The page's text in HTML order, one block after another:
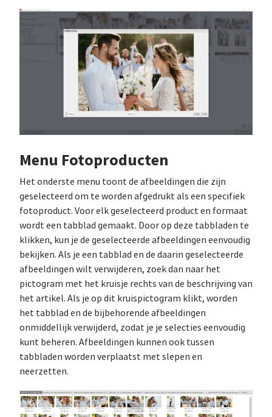
Menu Fotoproducten
Het onderste menu toont de afbeeldingen die zijn
geselecteerd om te worden afgedrukt als een specifiek
fotoproduct. Voor elk geselecteerd product en formaat
wordt een tabblad gemaakt. Door op deze tabbladen te
klikken, kun je de geselecteerde afbeeldingen eenvoudig
bekijken. Als je een tabblad en de daarin geselecteerde
afbeeldingen wilt verwijderen, zoek dan naar het
pictogram met het kruisje rechts van de beschrijving van
het artikel. Als je op dit kruispictogram klikt, worden
het tabblad en de bijbehorende afbeeldingen
onmiddellijk verwijderd, zodat je je selecties eenvoudig
kunt beheren. Afbeeldingen kunnen ook tussen
tabbladen worden verplaatst met slepen en
neerzetten.